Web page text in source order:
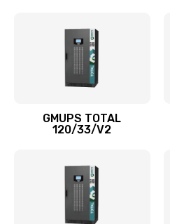
GMUPS TOTAL
120/33/V2